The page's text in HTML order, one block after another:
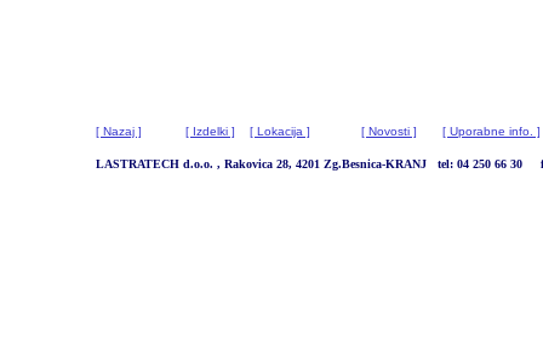
[ Nazaj ] [ Izdelki ] [ Lokacija ] [ Novosti ] [ Uporabne info. ]
LASTRATECH d.o.o. , Rakovica 28, 4201 Zg.Besnica-KRANJ tel: 04 250 66 30